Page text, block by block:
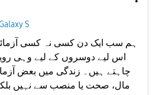
S
اس لیے دوسروں کے لیے وہی
چاہتے ہیں۔ زندگی میں بعض
مال، صحت یا منصب سے نہیں